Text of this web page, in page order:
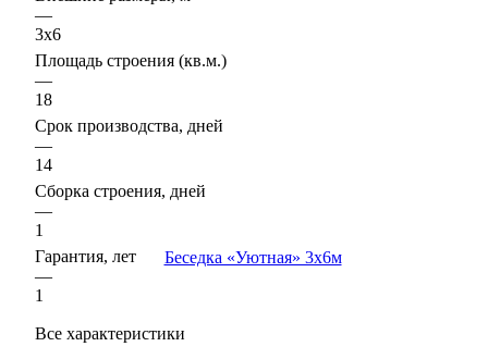
—
3х6
Площадь строения (кв.м.)
—
18
Срок производства, дней
—
14
Сборка строения, дней
—
1
Гарантия, лет
—
1
Все характеристики